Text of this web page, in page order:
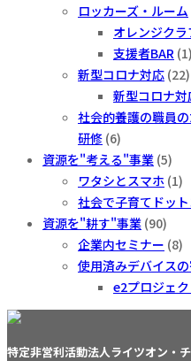
ロッカーズ・ルーム
オレンジクラ
支援者BAR (1)
新型コロナ対応 (22)
新型コロナ
社会的養護の職員
研修 (6)
資源を"考える"事業 (5)
ワタシとスマホ (1)
社会で子育てドッ
資源を"耕す"事業 (90)
企業内セミナー (8)
使用済みデバイス
e2プロジェ
特定非営利活動法人ライツオン・